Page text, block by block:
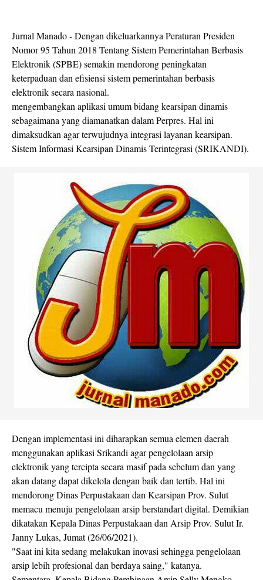
Jurnal Manado - Dengan dikeluarkannya Peraturan Presiden
Nomor 95 Tahun 2018 Tentang Sistem Pemerintahan Berbasis
Elektronik (SPBE) semakin mendorong peningkatan
keterpaduan dan efisiensi sistem pemerintahan berbasis
elektronik secara nasional.
mengembangkan aplikasi umum bidang kearsipan dinamis
sebagaimana yang diamanatkan dalam Perpres. Hal ini
dimaksudkan agar terwujudnya integrasi layanan kearsipan.
Sistem Informasi Kearsipan Dinamis Terintegrasi (SRIKANDI).
Dengan implementasi ini diharapkan semua elemen daerah
menggunakan aplikasi Srikandi agar pengelolaan arsip
elektronik yang tercipta secara masif pada sebelum dan yang
akan datang dapat dikelola dengan baik dan tertib. Hal ini
mendorong Dinas Perpustakaan dan Kearsipan Prov. Sulut
memacu menuju pengelolaan arsip berstandart digital. Demikian
dikatakan Kepala Dinas Perpustakaan dan Arsip Prov. Sulut Ir.
Janny Lukas, Jumat (26/06/2021).
"Saat ini kita sedang melakukan inovasi sehingga pengelolaan
arsip lebih profesional dan berdaya saing," katanya.